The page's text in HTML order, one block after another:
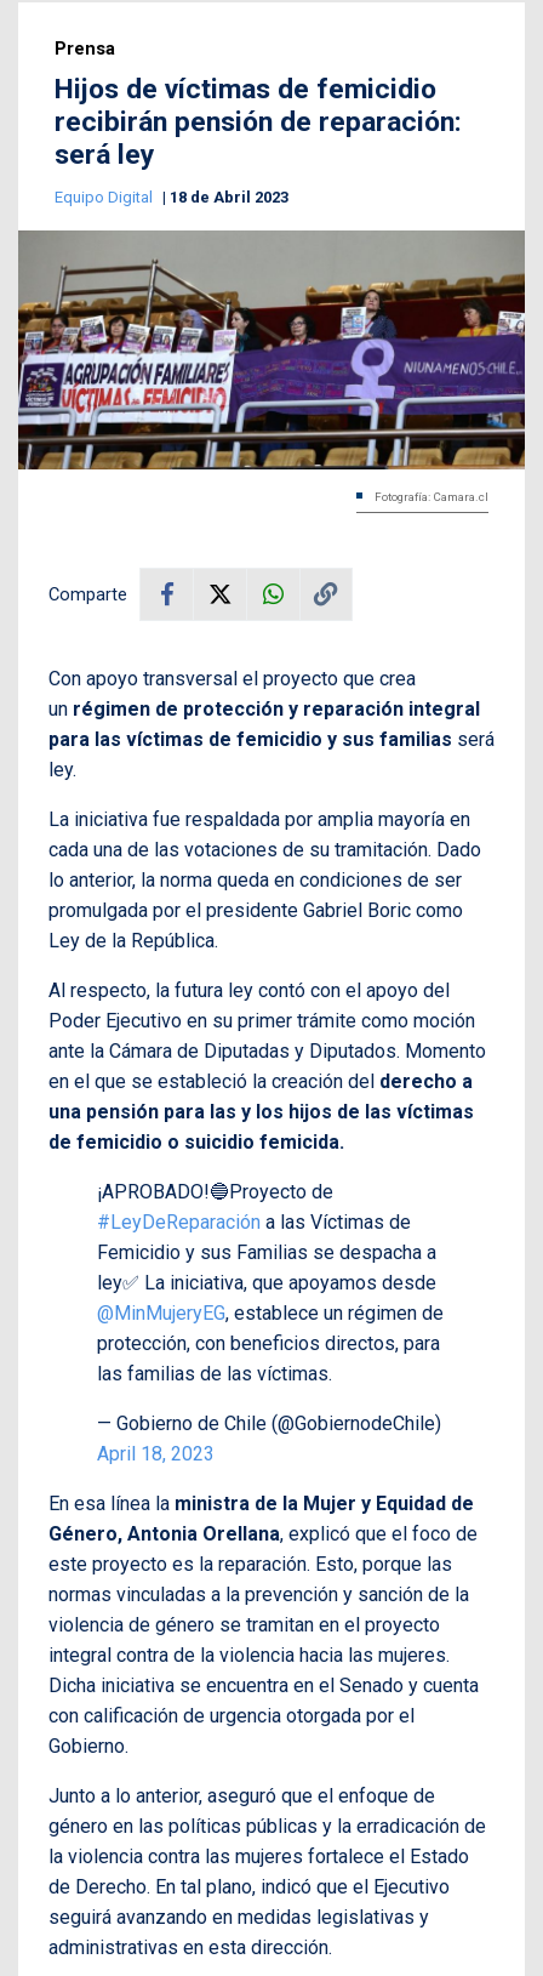
Prensa
Hijos de víctimas de femicidio
recibirán pensión de reparación:
será ley
Equipo Digital 18 de Abril 2023
Fotografía: Camara.cl
Comparte
Con apoyo transversal el proyecto que crea
un régimen de protección y reparación integral
para las víctimas de femicidio y sus familias será
ley.
La iniciativa fue respaldada por amplia mayoría en
cada una de las votaciones de su tramitación. Dado
lo anterior, la norma queda en condiciones de ser
promulgada por el presidente Gabriel Boric como
Ley de la República.
Al respecto, la futura ley contó con el apoyo del
Poder Ejecutivo en su primer trámite como moción
ante la Cámara de Diputadas y Diputados. Momento
en el que se estableció la creación del derecho a
una pensión para las y los hijos de las víctimas
de femicidio o suicidio femicida.
¡APROBADO!🔵Proyecto de
#LeyDeReparación a las Víctimas de
Femicidio y sus Familias se despacha a
ley✅ La iniciativa, que apoyamos desde
@MinMujeryEG, establece un régimen de
protección, con beneficios directos, para
las familias de las víctimas.
— Gobierno de Chile (@GobiernodeChile)
April 18, 2023
En esa línea la ministra de la Mujer y Equidad de
Género, Antonia Orellana, explicó que el foco de
este proyecto es la reparación. Esto, porque las
normas vinculadas a la prevención y sanción de la
violencia de género se tramitan en el proyecto
integral contra de la violencia hacia las mujeres.
Dicha iniciativa se encuentra en el Senado y cuenta
con calificación de urgencia otorgada por el
Gobierno.
Junto a lo anterior, aseguró que el enfoque de
género en las políticas públicas y la erradicación de
la violencia contra las mujeres fortalece el Estado
de Derecho. En tal plano, indicó que el Ejecutivo
seguirá avanzando en medidas legislativas y
administrativas en esta dirección.